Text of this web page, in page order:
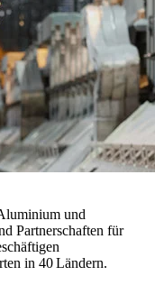
und
Partnerschaften für
in 40 Ländern.